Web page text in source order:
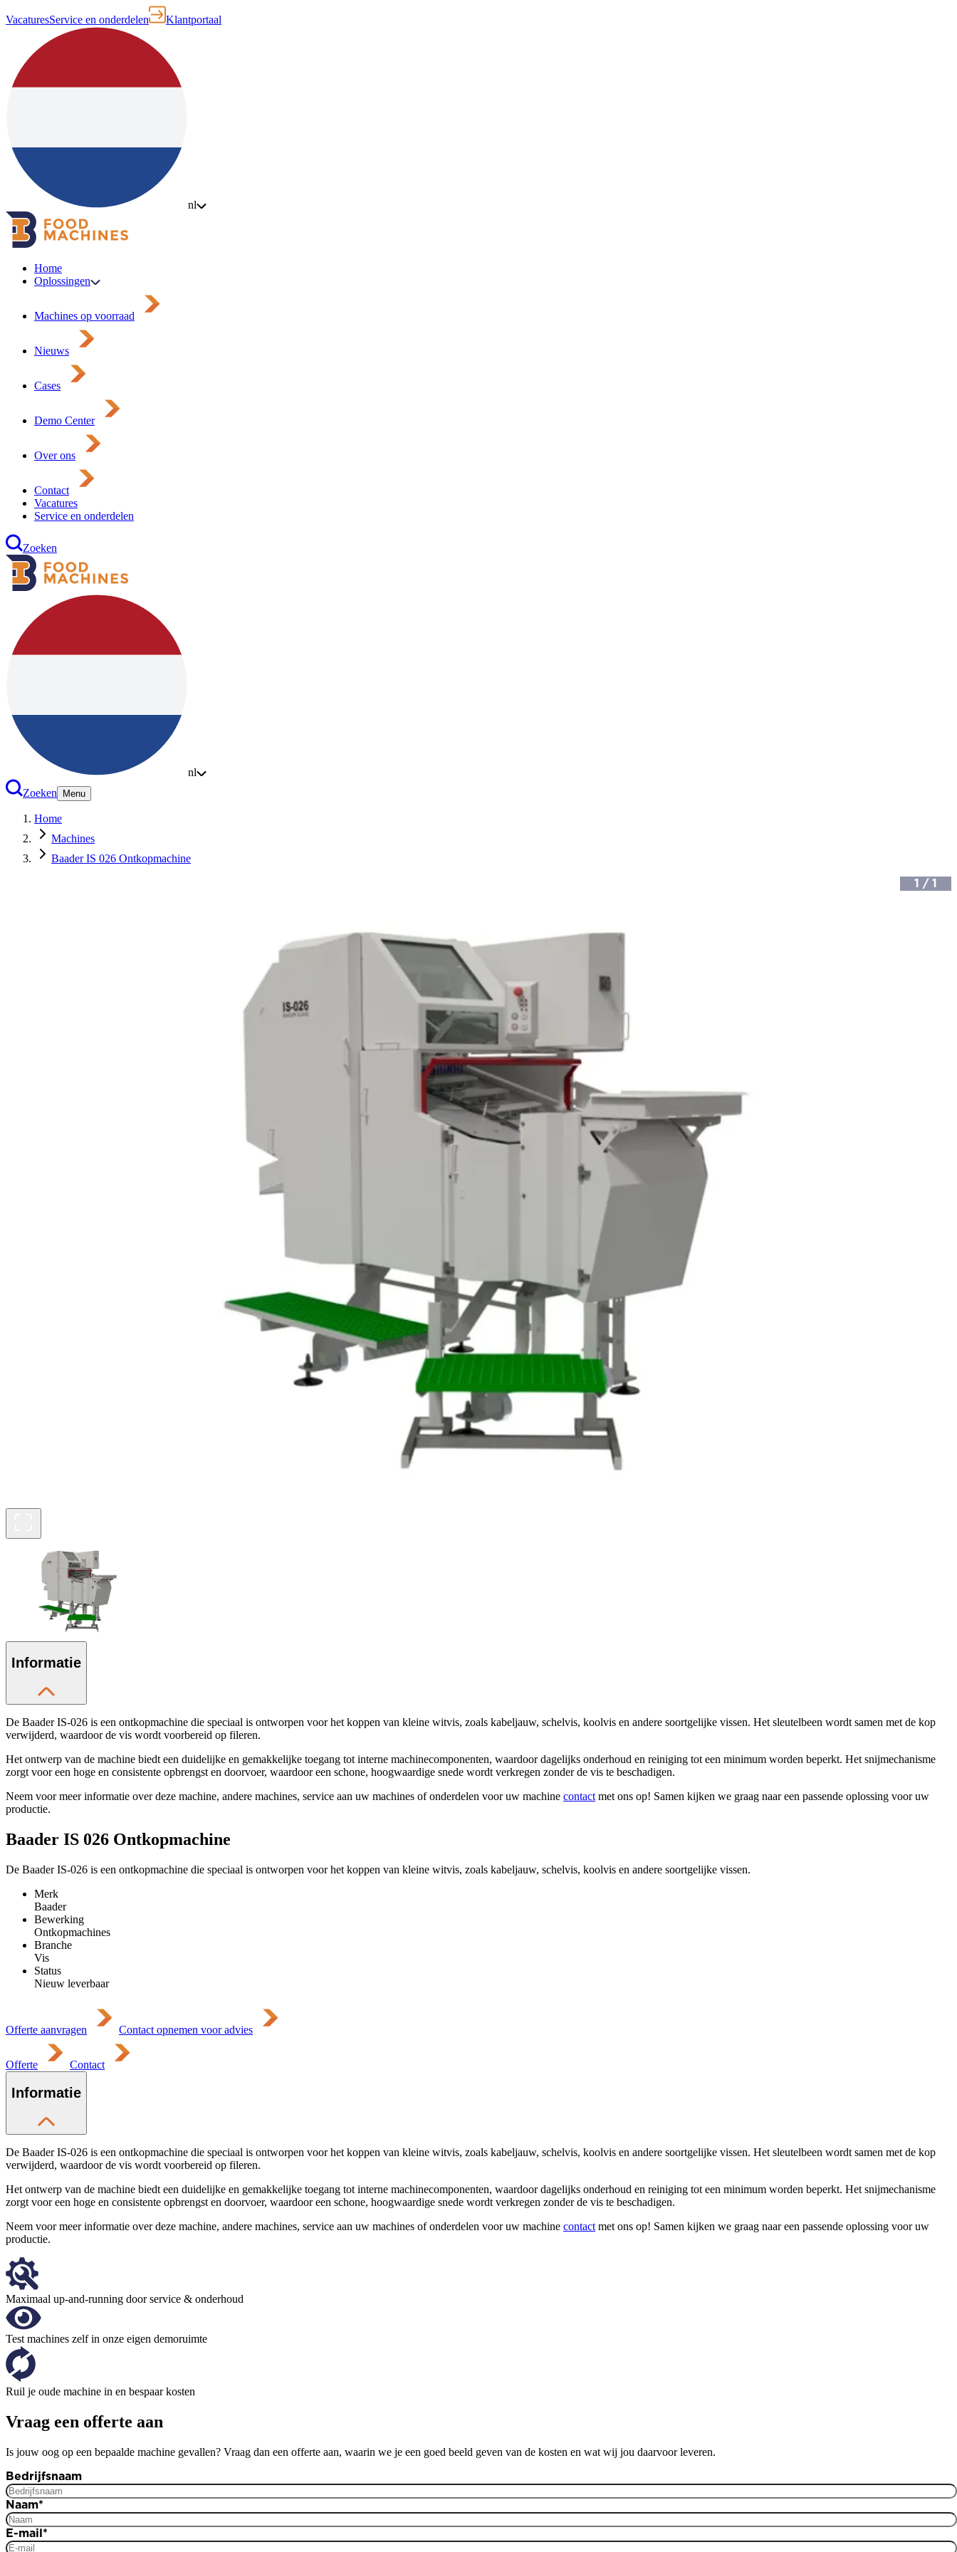
VacaturesService en onderdelen Klantportaal
nl
Home
Oplossingen
Machines op voorraad
Nieuws
Cases
Demo Center
Over ons
Contact
Vacatures
Service en onderdelen
Zoeken
nl
Zoeken
Menu
Home
Machines
Baader IS 026 Ontkopmachine
1 / 1
Informatie
De Baader IS-026 is een ontkopmachine die speciaal is ontworpen voor het koppen van kleine witvis, zoals kabeljauw, schelvis, koolvis en andere soortgelijke vissen. Het sleutelbeen wordt samen met de kop
verwijderd, waardoor de vis wordt voorbereid op fileren.
Het ontwerp van de machine biedt een duidelijke en gemakkelijke toegang tot interne machinecomponenten, waardoor dagelijks onderhoud en reiniging tot een minimum worden beperkt. Het snijmechanisme
zorgt voor een hoge en consistente opbrengst en doorvoer, waardoor een schone, hoogwaardige snede wordt verkregen zonder de vis te beschadigen.
Neem voor meer informatie over deze machine, andere machines, service aan uw machines of onderdelen voor uw machine contact met ons op! Samen kijken we graag naar een passende oplossing voor uw
productie.
Baader IS 026 Ontkopmachine
De Baader IS-026 is een ontkopmachine die speciaal is ontworpen voor het koppen van kleine witvis, zoals kabeljauw, schelvis, koolvis en andere soortgelijke vissen.
Merk
Baader
Bewerking
Ontkopmachines
Branche
Vis
Status
Nieuw leverbaar
Offerte aanvragen Contact opnemen voor advies
Offerte Contact
Informatie
De Baader IS-026 is een ontkopmachine die speciaal is ontworpen voor het koppen van kleine witvis, zoals kabeljauw, schelvis, koolvis en andere soortgelijke vissen. Het sleutelbeen wordt samen met de kop
verwijderd, waardoor de vis wordt voorbereid op fileren.
Het ontwerp van de machine biedt een duidelijke en gemakkelijke toegang tot interne machinecomponenten, waardoor dagelijks onderhoud en reiniging tot een minimum worden beperkt. Het snijmechanisme
zorgt voor een hoge en consistente opbrengst en doorvoer, waardoor een schone, hoogwaardige snede wordt verkregen zonder de vis te beschadigen.
Neem voor meer informatie over deze machine, andere machines, service aan uw machines of onderdelen voor uw machine contact met ons op! Samen kijken we graag naar een passende oplossing voor uw
productie.
Maximaal up-and-running door service & onderhoud
Test machines zelf in onze eigen demoruimte
Ruil je oude machine in en bespaar kosten
Vraag een offerte aan
Is jouw oog op een bepaalde machine gevallen? Vraag dan een offerte aan, waarin we je een goed beeld geven van de kosten en wat wij jou daarvoor leveren.
Bedrijfsnaam
Naam*
E-mail *